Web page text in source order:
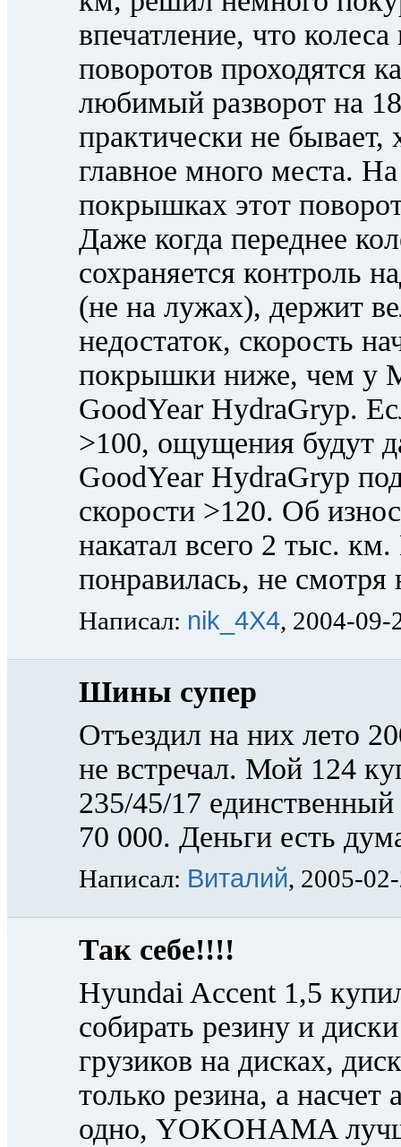
впечатление, что
поворотов проходятся
любимый разворот на
практически не
главное много места.
покрышках этот
Даже когда переднее
сохраняется контроль
(не на лужах), держит
недостаток, скорость
покрышки ниже, чем у
GoodYear HydraGryp.
>100, ощущения будут
GoodYear HydraGryp
скорости >120. Об
накатал всего 2 тыс.
понравилась, не
Написал: nik_4X4, 2004-09-
Шины супер
Отъездил на них лето
не встречал. Мой 124
235/45/17 единственный
70 000. Деньги есть
Написал: Виталий, 2005-
Так себе!!!!
Hyundai Accent 1,5
собирать резину и
грузиков на дисках,
только резина, а насчет
одно, YOKOHAMA